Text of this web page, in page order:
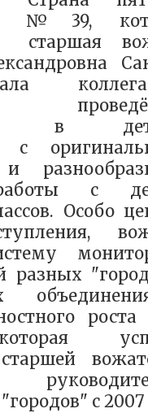
№39,
старшая
в
с
с
Особо
разных
старшей
с 2007